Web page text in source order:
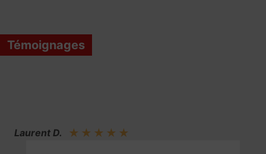
Témoignages
Laurent D. ★ ★ ★ ★ ★